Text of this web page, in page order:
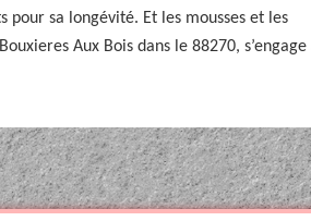
pour sa longévité. Et les mousses et les
Aux Bois dans le 88270, s’engage